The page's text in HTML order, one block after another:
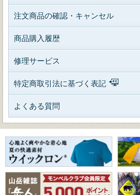
注文商品の確認・キャンセル
商品購入履歴
修理サービス
特定商取引法に基づく表記
よくある質問